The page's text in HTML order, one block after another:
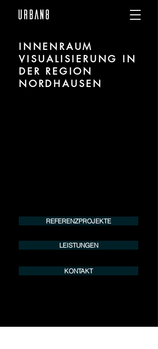
INNENRAUM
VISUALISIERUNG IN
DER REGION
NORDHAUSEN
REFERENZPROJEKTE
LEISTUNGEN
KONTAKT